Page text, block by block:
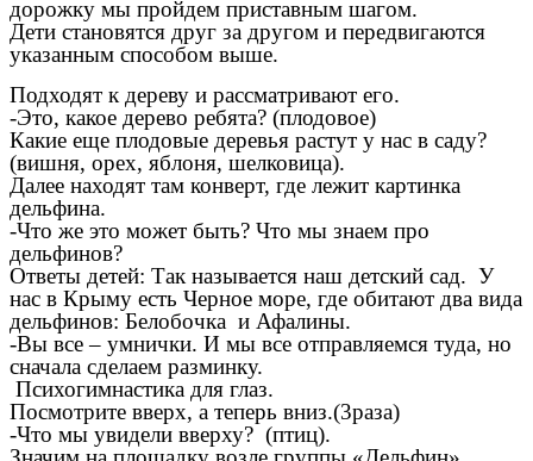
дорожку мы пройдем приставным шагом.
Дети становятся друг за другом и передвигаются
указанным способом выше.
Подходят к дереву и рассматривают его.
-Это, какое дерево ребята? (плодовое)
Какие еще плодовые деревья растут у нас в саду?
(вишня, орех, яблоня, шелковица).
Далее находят там конверт, где лежит картинка
дельфина.
-Что же это может быть? Что мы знаем про
дельфинов?
Ответы детей: Так называется наш детский сад. У
нас в Крыму есть Черное море, где обитают два вида
дельфинов: Белобочка и Афалины.
-Вы все – умнички. И мы все отправляемся туда, но
сначала сделаем разминку.
Психогимнастика для глаз.
Посмотрите вверх, а теперь вниз.(3раза)
-Что мы увидели вверху? (птиц).